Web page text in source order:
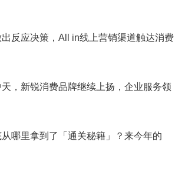
反应决策，All in线上营销渠道触达消费
，新锐消费品牌继续上扬，企业服务领
哪里拿到了「通关秘籍」？来今年的